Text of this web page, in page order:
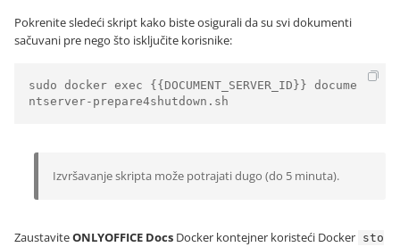
Pokrenite sledeći skript kako biste osigurali da su svi dokumenti
sačuvani pre nego što isključite korisnike:
sudo docker exec {{DOCUMENT_SERVER_ID}} docume
ntserver-prepare4shutdown.sh
Izvršavanje skripta može potrajati dugo (do 5 minuta).
ZaustaviteONLYOFFICE Docs Docker kontejner koristeći Docker sto